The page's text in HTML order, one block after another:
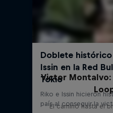
Victor
El camino hasta el